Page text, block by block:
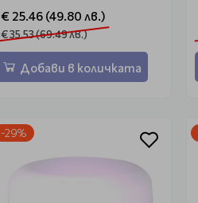
€ 25.46 (49.80 лв.)
€ 35.53 (69.49 лв.)
Добави в количката
-29%